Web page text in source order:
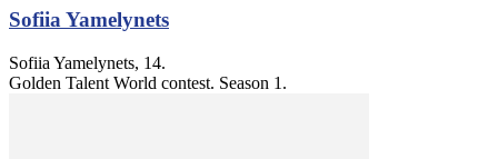
Sofiia Yamelynets
Sofiia Yamelynets, 14.
Golden Talent World contest. Season 1.